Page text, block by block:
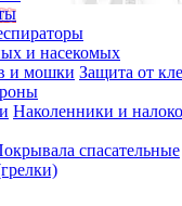
и насекомых
и мошки Защита от
Наколенники и
спасательные